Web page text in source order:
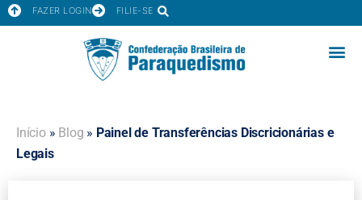
FAZER LOGIN FILIE-SE
Início» Blog » Painel de Transferências Discricionárias e
Legais